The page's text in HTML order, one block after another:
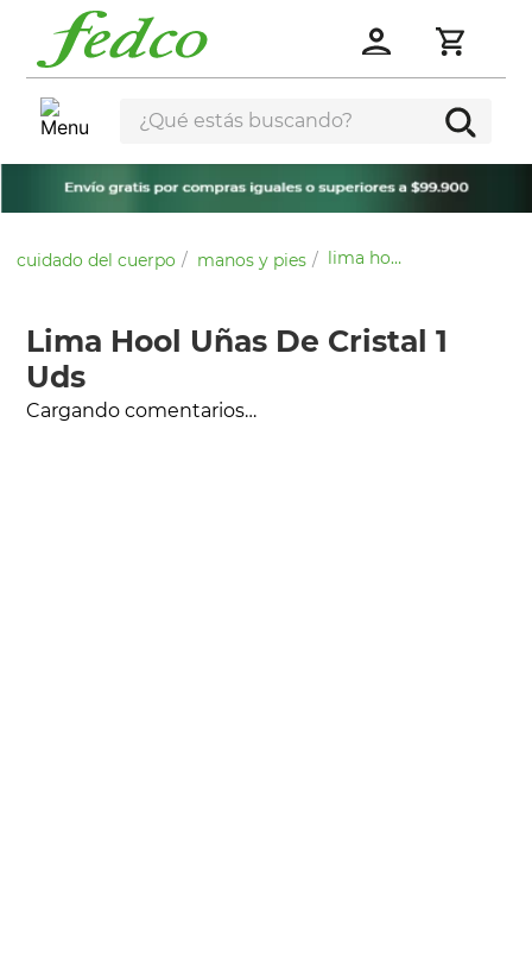
¿Qué estás buscando?
cuidado del cuerpo manos y pies lima hool uñas de cristal 1 uds
Lima Hool Uñas De Cristal 1
Uds
Cargando comentarios…